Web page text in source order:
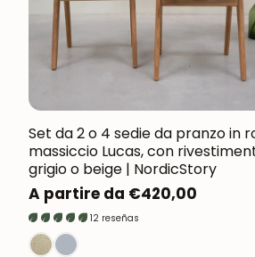
Set da 2 o 4 sedie da pranzo in
massiccio Lucas, con
grigio o beige | NordicStory
Prezzo
normale
A partire da €420,00
12 reseñas